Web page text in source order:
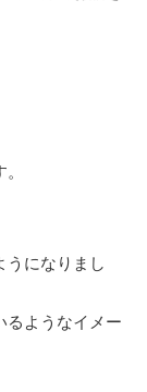
うになりまし
るようなイメー